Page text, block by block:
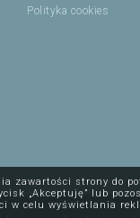
Polityka cookies
zawartości strony do
„Akceptuję” lub
w celu wyświetlania